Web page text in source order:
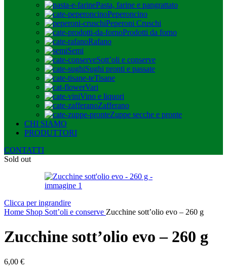
Pasta, farine e pangrattato
Peperoncino
Peperoni Cruschi
Prodotti da forno
Rafano
Semi
Sott’oli e conserve
Sughi pronti e passate
Tisane
Vari
Vino e liquori
Zafferano
Zuppe secche e pronte
CHI SIAMO
PRODUTTORI
CONTATTI
Sold out
Clicca per ingrandire
Home Shop Sott’oli e conserve Zucchine sott’olio evo – 260 g
Zucchine sott’olio evo – 260 g
6,00 €